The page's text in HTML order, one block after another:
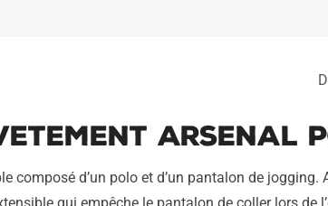
Arsenal
composé d’un polo et d’un pantalon de jogging.